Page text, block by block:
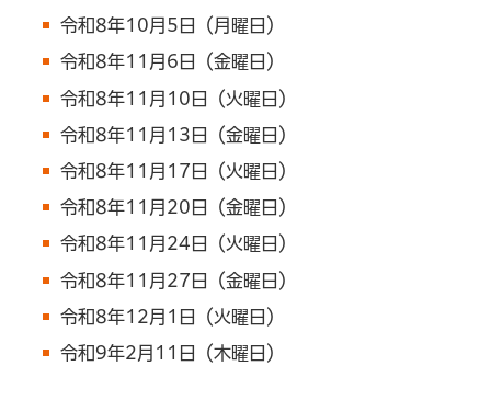
令和8年10月5日（月曜日）
令和8年11月6日（金曜日）
令和8年11月10日（火曜日）
令和8年11月13日（金曜日）
令和8年11月17日（火曜日）
令和8年11月20日（金曜日）
令和8年11月24日（火曜日）
令和8年11月27日（金曜日）
令和8年12月1日（火曜日）
令和9年2月11日（木曜日）